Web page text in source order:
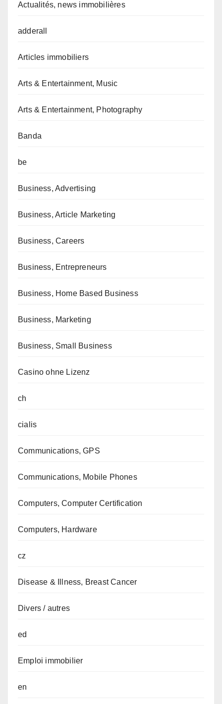
Actualités, news immobilières
adderall
Articles immobiliers
Arts & Entertainment, Music
Arts & Entertainment, Photography
Banda
be
Business, Advertising
Business, Article Marketing
Business, Careers
Business, Entrepreneurs
Business, Home Based Business
Business, Marketing
Business, Small Business
Casino ohne Lizenz
ch
cialis
Communications, GPS
Communications, Mobile Phones
Computers, Computer Certification
Computers, Hardware
cz
Disease & Illness, Breast Cancer
Divers / autres
ed
Emploi immobilier
en